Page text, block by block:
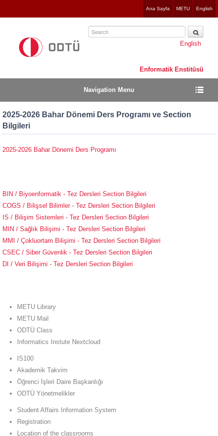
to
Ana Sayfa METU English
Enformatik Enstitüsü
Navigation Menu
2025-2026 Bahar Dönemi Ders Programı ve Section
Bilgileri
English
2025-2026 Bahar Dönemi Ders Programı
BIN / Biyoenformatik - Tez Dersleri Section Bilgileri
COGS / Bilişsel Bilimler - Tez Dersleri Section Bilgileri
IS / Bilişim Sistemleri - Tez Dersleri Section Bilgileri
MIN / Sağlık Bilişimi - Tez Dersleri Section Bilgileri
MMI / Çokluortam Bilişimi - Tez Dersleri Section Bilgileri
CSEC / Siber Güvenlik - Tez Dersleri Section Bilgileri
DI / Veri Bilişimi - Tez Dersleri Section Bilgileri
METU Library
METU Mail
ODTÜ Class
Informatics Instute Nextcloud
IS100
Akademik Takvim
Öğrenci İşleri Daire Başkanlığı
ODTÜ Yönetmelikler
Student Affairs Information System
Registration
Location of the classrooms